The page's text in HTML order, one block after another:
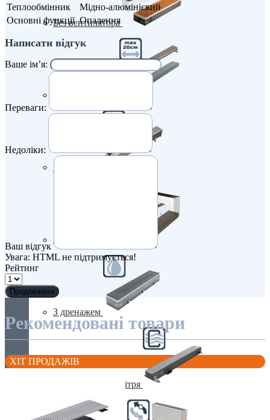
Без вентилятора
Електричні
З вентилятором
З дренажем
З припливом повітря
Теплообмінник
Мідно-алюмінієвий
Основні функції Опалення
Написати відгук
Ваше ім’я:
Переваги:
Недоліки:
Ваш відгук
Увага: HTML не підтримується!
Рейтинг
Продовжити
Рекомендовані товари
ХІТ ПРОДАЖІВ